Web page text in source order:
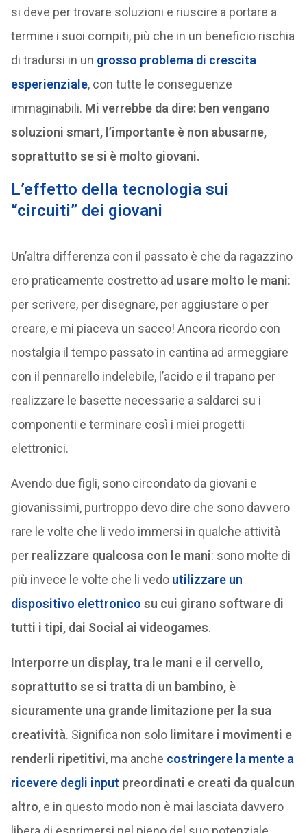
si deve per trovare soluzioni e riuscire a portare a
termine i suoi compiti, più che in un beneficio rischia
di tradursi in un grosso problema di crescita
esperienziale, con tutte le conseguenze
immaginabili. Mi verrebbe da dire: ben vengano
soluzioni smart, l’importante è non abusarne,
soprattutto se si è molto giovani.
L’effetto della tecnologia sui
“circuiti” dei giovani
Un’altra differenza con il passato è che da ragazzino
ero praticamente costretto ad usare molto le mani:
per scrivere, per disegnare, per aggiustare o per
creare, e mi piaceva un sacco! Ancora ricordo con
nostalgia il tempo passato in cantina ad armeggiare
con il pennarello indelebile, l’acido e il trapano per
realizzare le basette necessarie a saldarci su i
componenti e terminare così i miei progetti
elettronici.
Avendo due figli, sono circondato da giovani e
giovanissimi, purtroppo devo dire che sono davvero
rare le volte che li vedo immersi in qualche attività
per realizzare qualcosa con le mani: sono molte di
più invece le volte che li vedo utilizzare un
dispositivo elettronico su cui girano software di
tutti i tipi, dai Social ai videogames.
Interporre un display, tra le mani e il cervello,
soprattutto se si tratta di un bambino, è
sicuramente una grande limitazione per la sua
creatività. Significa non solo limitare i movimenti e
renderli ripetitivi, ma anche costringere la mente a
ricevere degli input preordinati e creati da qualcun
altro, e in questo modo non è mai lasciata davvero